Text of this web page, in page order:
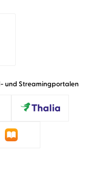
und Streamingportalen